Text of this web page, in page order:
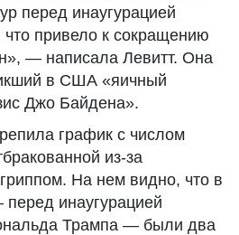
перед инаугурацией
привело к сокращению
— написала Левитт. Она
в США «яичный
Джо Байдена».
график с числом
из-за
На нем видно, что в
инаугурацией
Трампа — были два